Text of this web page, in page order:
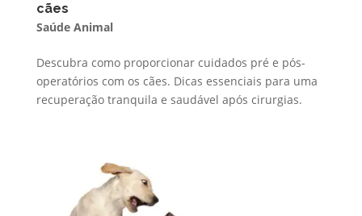
cães
Saúde Animal
Descubra como proporcionar cuidados pré e pós-
operatórios com os cães. Dicas essenciais para uma
recuperação tranquila e saudável após cirurgias.